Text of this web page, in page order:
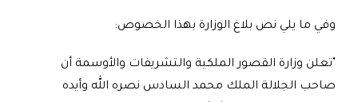
وفي ما يلي نص بلاغ الوزارة بهذا الخصوص:
"تعلن وزارة القصور الملكية والتشريفات والأوسمة أن
صاحب الجلالة الملك محمد السادس نصره الله وأيده